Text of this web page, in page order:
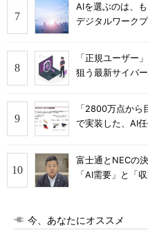
AIを選ぶのは、
デジタルワーク
「正規ユーザー
狙う最新サイバー
「2800万点か
で実装した、AI
富士通とNECの
「AI需要」と「
今、あなたにオススメ